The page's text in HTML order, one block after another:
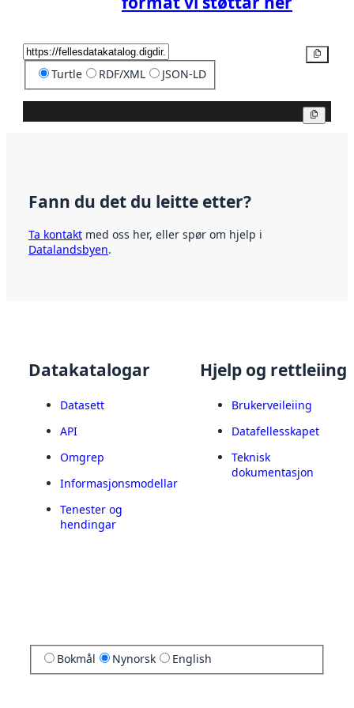
Turtle RDF/XML JSON-LD
Fann du det du leitte etter?
Ta kontakt med oss her, eller spør om hjelp i
Datalandsbyen.
Datakatalogar
Datasett
API
Omgrep
Informasjonsmodellar
Tenester og
hendingar
Hjelp og rettleiing
Brukerveileiing
Datafellesskapet
Teknisk
dokumentasjon
Bokmål Nynorsk English